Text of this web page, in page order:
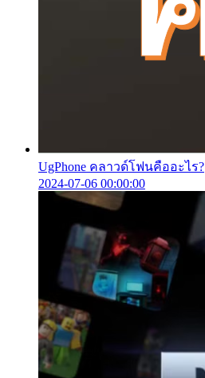
UgPhone คลาวด์โฟนคืออะไร?
2024-07-06 00:00:00